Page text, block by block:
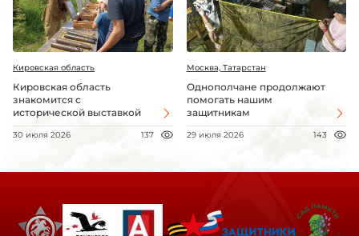
Кировская область
Кировская область
знакомится с
исторической выставкой
30 июля 2026 137
Москва, Татарстан
Однополчане продолжают
помогать нашим
защитникам
29 июля 2026 143